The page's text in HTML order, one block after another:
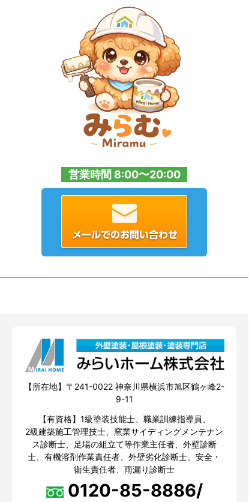
営業時間 8:00〜20:00
【所在地】〒241-0022 神奈川県横浜市旭区鶴ヶ峰2-
9-11
【有資格】1級塗装技能士、職業訓練指導員、
2級建築施工管理技士、窯業サイディングメンテナン
ス診断士、足場の組立て等作業主任者、外壁診断
士、有機溶剤作業責任者、外壁劣化診断士、安全・
衛生責任者、雨漏り診断士
0120-85-8886/